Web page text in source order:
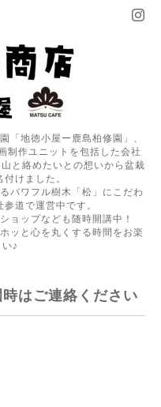
「地徳小屋ー鹿島柏修園」、
制作ユニットを包括した会社
と絡めたいとの想いから盆栽
けました。
パワフル樹木「松」にこだわ
道で運営中です。
ョップなども随時開講中！
ッと心を丸くする時間をお楽
♪
はご連絡ください